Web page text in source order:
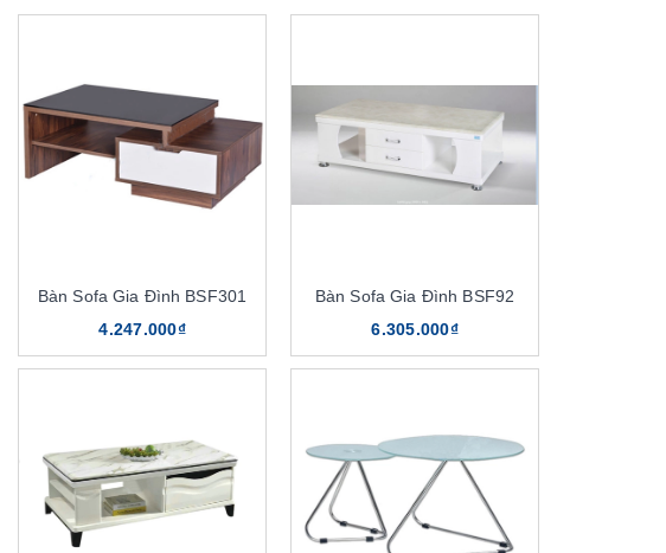
Bàn Sofa Gia Đình BSF301
4.247.000₫
Bàn Sofa Gia Đình BSF92
6.305.000₫